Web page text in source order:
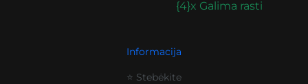
{4}x Galima rasti
Informacija
⭐ Stebėkite